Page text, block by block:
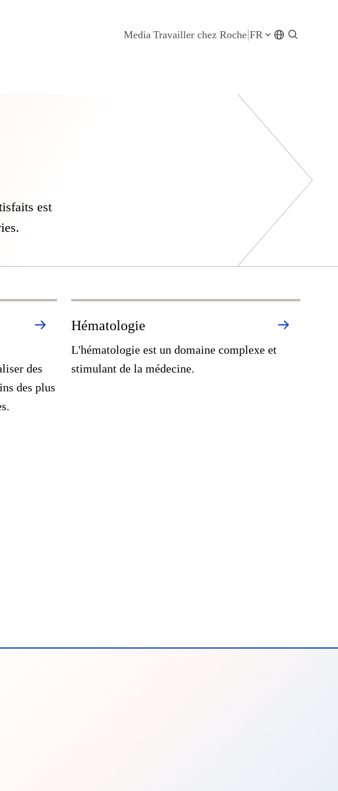
Media Travailler chez Roche FR
est
des
des plus
Hématologie
L'hématologie est un domaine complexe et
stimulant de la médecine.